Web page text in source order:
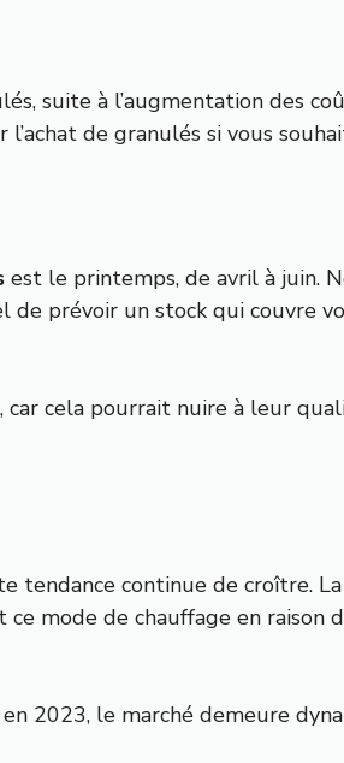
suite à l’augmentation des
de granulés si vous
est le printemps, de avril à juin.
prévoir un stock qui couvre
car cela pourrait nuire à leur
tendance continue de croître.
mode de chauffage en raison
2023, le marché demeure